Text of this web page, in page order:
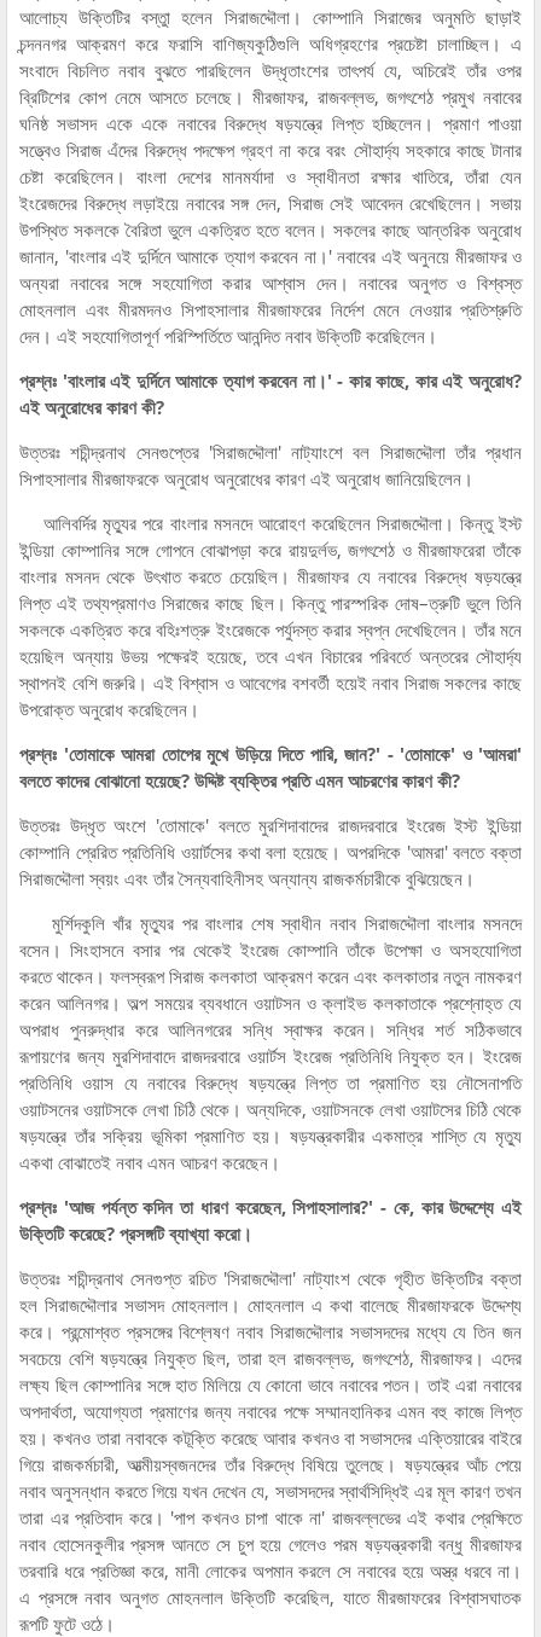
আলোচ্য উক্তিটির বস্তুা হলেন সিরাজদ্দৌলা। কোম্পানি সিরাজের অনুমতি ছাড়াই
চন্দননগর আক্রমণ করে ফরাসি বাণিজ্যকুঠিগুলি অধিগ্রহণের প্রচেষ্টা চালাচ্ছিল। এ
সংবাদে বিচলিত নবাব বুঝতে পারছিলেন উদ্ধৃতাংশের তাৎপর্য যে, অচিরেই তাঁর ওপর
ব্রিটিশের কোপ নেমে আসতে চলেছে। মীরজাফর, রাজবল্লভ, জগৎশেঠ প্রমুখ নবাবের
ঘনিষ্ঠ সভাসদ একে একে নবাবের বিরুদ্ধে ষড়যন্ত্রে লিপ্ত হচ্ছিলেন। প্রমাণ পাওয়া
সত্ত্বেও সিরাজ এঁদের বিরুদ্ধে পদক্ষেপ গ্রহণ না করে বরং সৌহার্দ্য সহকারে কাছে টানার
চেষ্টা করেছিলেন। বাংলা দেশের মানমর্যাদা ও স্বাধীনতা রক্ষার খাতিরে, তাঁরা যেন
ইংরেজদের বিরুদ্ধে লড়াইয়ে নবাবের সঙ্গ দেন, সিরাজ সেই আবেদন রেখেছিলেন। সভায়
উপস্থিত সকলকে বৈরিতা ভুলে একত্রিত হতে বলেন। সকলের কাছে আন্তরিক অনুরোধ
জানান, 'বাংলার এই দুর্দিনে আমাকে ত্যাগ করবেন না।' নবাবের এই অনুনয়ে মীরজাফর ও
অন্যরা নবাবের সঙ্গে সহযোগিতা করার আশ্বাস দেন। নবাবের অনুগত ও বিশ্বস্ত
মোহনলাল এবং মীরমদনও সিপাহসালার মীরজাফরের নির্দেশ মেনে নেওয়ার প্রতিশ্রুতি
দেন। এই সহযোগিতাপূর্ণ পরিস্পির্তিতে আনন্দিত নবাব উক্তিটি করেছিলেন।
প্রশ্নঃ 'বাংলার এই দুর্দিনে আমাকে ত্যাগ করবেন না।' - কার কাছে, কার এই অনুরোধ?
এই অনুরোধের কারণ কী?
উত্তরঃ শচীন্দ্রনাথ সেনগুপ্তের 'সিরাজদ্দৌলা' নাট্যাংশে বল সিরাজদ্দৌলা তাঁর প্রধান
সিপাহসালার মীরজাফরকে অনুরোধ অনুরোধের কারণ এই অনুরোধ জানিয়েছিলেন।
আলিবর্দির মৃত্যুর পরে বাংলার মসনদে আরোহণ করেছিলেন সিরাজদ্দৌলা। কিন্তু ইস্ট
ইন্ডিয়া কোম্পানির সঙ্গে গোপনে বোঝাপড়া করে রায়দুর্লভ, জগৎশেঠ ও মীরজাফরেরা তাঁকে
বাংলার মসনদ থেকে উৎখাত করতে চেয়েছিল। মীরজাফর যে নবাবের বিরুদ্ধে ষড়যন্ত্রে
লিপ্ত এই তথ্যপ্রমাণও সিরাজের কাছে ছিল। কিন্তু পারস্পরিক দোষ–ত্রুটি ভুলে তিনি
সকলকে একত্রিত করে বহিঃশত্রু ইংরেজকে পর্যুদস্ত করার স্বপ্ন দেখেছিলেন। তাঁর মনে
হয়েছিল অন্যায় উভয় পক্ষেরই হয়েছে, তবে এখন বিচারের পরিবর্তে অন্তরের সৌহার্দ্য
স্থাপনই বেশি জরুরি। এই বিশ্বাস ও আবেগের বশবর্তী হয়েই নবাব সিরাজ সকলের কাছে
উপরোক্ত অনুরোধ করেছিলেন।
প্রশ্নঃ 'তোমাকে আমরা তোপের মুখে উড়িয়ে দিতে পারি, জান?' - 'তোমাকে' ও 'আমরা'
বলতে কাদের বোঝানো হয়েছে? উদ্দিষ্ট ব্যক্তির প্রতি এমন আচরণের কারণ কী?
উত্তরঃ উদ্ধৃত অংশে 'তোমাকে' বলতে মুরশিদাবাদের রাজদরবারে ইংরেজ ইস্ট ইন্ডিয়া
কোম্পানি প্রেরিত প্রতিনিধি ওয়ার্টসের কথা বলা হয়েছে। অপরদিকে 'আমরা' বলতে বক্তা
সিরাজদ্দৌলা স্বয়ং এবং তাঁর সৈন্যবাহিনীসহ অন্যান্য রাজকর্মচারীকে বুঝিয়েছেন।
মুর্শিদকুলি খাঁর মৃত্যুর পর বাংলার শেষ স্বাধীন নবাব সিরাজদ্দৌলা বাংলার মসনদে
বসেন। সিংহাসনে বসার পর থেকেই ইংরেজ কোম্পানি তাঁকে উপেক্ষা ও অসহযোগিতা
করতে থাকেন। ফলস্বরূপ সিরাজ কলকাতা আক্রমণ করেন এবং কলকাতার নতুন নামকরণ
করেন আলিনগর। অল্প সময়ের ব্যবধানে ওয়াটসন ও ক্লাইভ কলকাতাকে প্রশ্নোহ্ত যে
অপরাধ পুনরুদ্ধার করে আলিনগরের সন্ধি স্বাক্ষর করেন। সন্ধির শর্ত সঠিকভাবে
রূপায়ণের জন্য মুরশিদাবাদে রাজদরবারে ওয়ার্টস ইংরেজ প্রতিনিধি নিযুক্ত হন। ইংরেজ
প্রতিনিধি ওয়াস যে নবাবের বিরুদ্ধে ষড়যন্ত্রে লিপ্ত তা প্রমাণিত হয় নৌসেনাপতি
ওয়াটসনের ওয়াটসকে লেখা চিঠি থেকে। অন্যদিকে, ওয়াটসনকে লেখা ওয়াটসের চিঠি থেকে
ষড়যন্ত্রে তাঁর সক্রিয় ভূমিকা প্রমাণিত হয়। ষড়যন্ত্রকারীর একমাত্র শাস্তি যে মৃত্যু
একথা বোঝাতেই নবাব এমন আচরণ করেছেন।
প্রশ্নঃ 'আজ পর্যন্ত কদিন তা ধারণ করেছেন, সিপাহসালার?' - কে, কার উদ্দেশ্যে এই
উক্তিটি করেছে? প্রসঙ্গটি ব্যাখ্যা করো।
উত্তরঃ শচীন্দ্রনাথ সেনগুপ্ত রচিত 'সিরাজদ্দৌলা' নাট্যাংশ থেকে গৃহীত উক্তিটির বক্তা
হল সিরাজদ্দৌলার সভাসদ মোহনলাল। মোহনলাল এ কথা বালেছে মীরজাফরকে উদ্দেশ্য
করে। প্রন্মোশ্বত প্রসঙ্গের বিশ্লেষণ নবাব সিরাজদ্দৌলার সভাসদদের মধ্যে যে তিন জন
সবচেয়ে বেশি ষড়যন্ত্রে নিযুক্ত ছিল, তারা হল রাজবল্লভ, জগৎশেঠ, মীরজাফর। এদের
লক্ষ্য ছিল কোম্পানির সঙ্গে হাত মিলিয়ে যে কোনো ভাবে নবাবের পতন। তাই এরা নবাবের
অপদার্থতা, অযোগ্যতা প্রমাণের জন্য নবাবের পক্ষে সম্মানহানিকর এমন বহু কাজে লিপ্ত
হয়। কখনও তারা নবাবকে কটূক্তি করেছে আবার কখনও বা সভাসদের এক্তিয়ারের বাইরে
গিয়ে রাজকর্মচারী, আত্মীয়স্বজনদের তাঁর বিরুদ্ধে বিষিয়ে তুলেছে। ষড়যন্ত্রের আঁচ পেয়ে
নবাব অনুসন্ধান করতে গিয়ে যখন দেখেন যে, সভাসদদের স্বার্থসিদ্ধিই এর মূল কারণ তখন
তারা এর প্রতিবাদ করে। 'পাপ কখনও চাপা থাকে না' রাজবল্লভের এই কথার প্রেক্ষিতে
নবাব হোসেনকুলীর প্রসঙ্গ আনতে সে চুপ হয়ে গেলেও পরম ষড়যন্ত্রকারী বন্ধু মীরজাফর
তরবারি ধরে প্রতিজ্ঞা করে, মানী লোকের অপমান করলে সে নবাবের হয়ে অস্ত্র ধরবে না।
এ প্রসঙ্গে নবাব অনুগত মোহনলাল উক্তিটি করেছিল, যাতে মীরজাফরের বিশ্বাসঘাতক
রূপটি ফুটে ওঠে।